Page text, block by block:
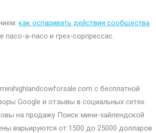
как оспаривать действия сообщества
пасо-а-пасо и грех-сорпрессас.
с бесплатной
Google и отзывы в социальных сетях.
на продажу Поиск мини-хайлендской
варьируются от 1500 до 25000 долларов